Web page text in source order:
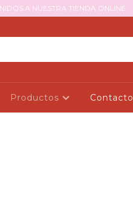
A NUESTRA TIENDA ONLINE
Productos Contacto